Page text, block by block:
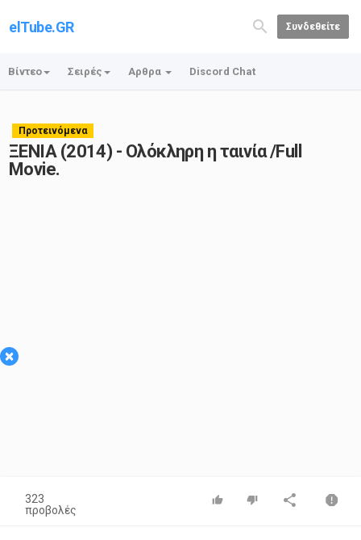
elTube.GR Συνδεθείτε
Βίντεο Σειρές Αρθρα Discord Chat
Προτεινόμενα
ΞΕΝΙΑ (2014) - Ολόκληρη η ταινία /Full
Movie.
×
323
προβολές